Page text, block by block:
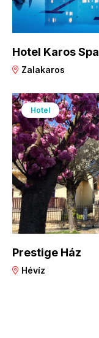
Hotel Karos Spa
Zalakaros
Hotel
Prestige Ház
Hévíz